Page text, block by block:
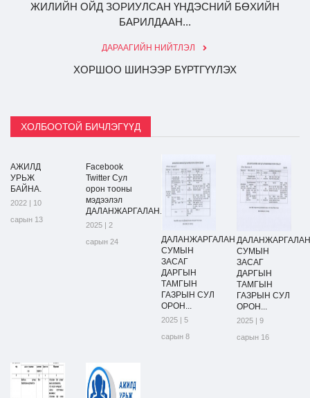
ЖИЛИЙН ОЙД ЗОРИУЛСАН ҮНДЭСНИЙ БӨХИЙН
БАРИЛДААН...
ДАРААГИЙН НИЙТЛЭЛ
ХОРШОО ШИНЭЭР БҮРТГҮҮЛЭХ
ХОЛБООТОЙ БИЧЛЭГҮҮД
АЖИЛД
УРЬЖ
БАЙНА.
2022 | 10
сарын 13
Facebook
Twitter Сул
орон тооны
мэдээлэл
ДАЛАНЖАРГАЛАН...
2025 | 2
сарын 24
ДАЛАНЖАРГАЛАН
СУМЫН
ЗАСАГ
ДАРГЫН
ТАМГЫН
ГАЗРЫН СУЛ
ОРОН...
2025 | 5
сарын 8
ДАЛАНЖАРГАЛАН
СУМЫН
ЗАСАГ
ДАРГЫН
ТАМГЫН
ГАЗРЫН СУЛ
ОРОН...
2025 | 9
сарын 16